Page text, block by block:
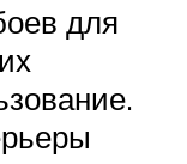
для